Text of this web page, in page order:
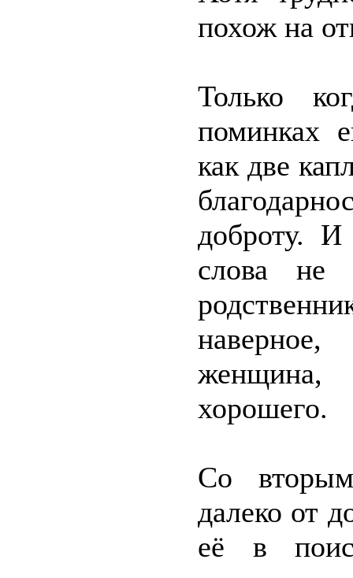
похож на
Только
поминках
как две
доброту.
слова не
женщина,
хорошего.
Со
далеко от
её в